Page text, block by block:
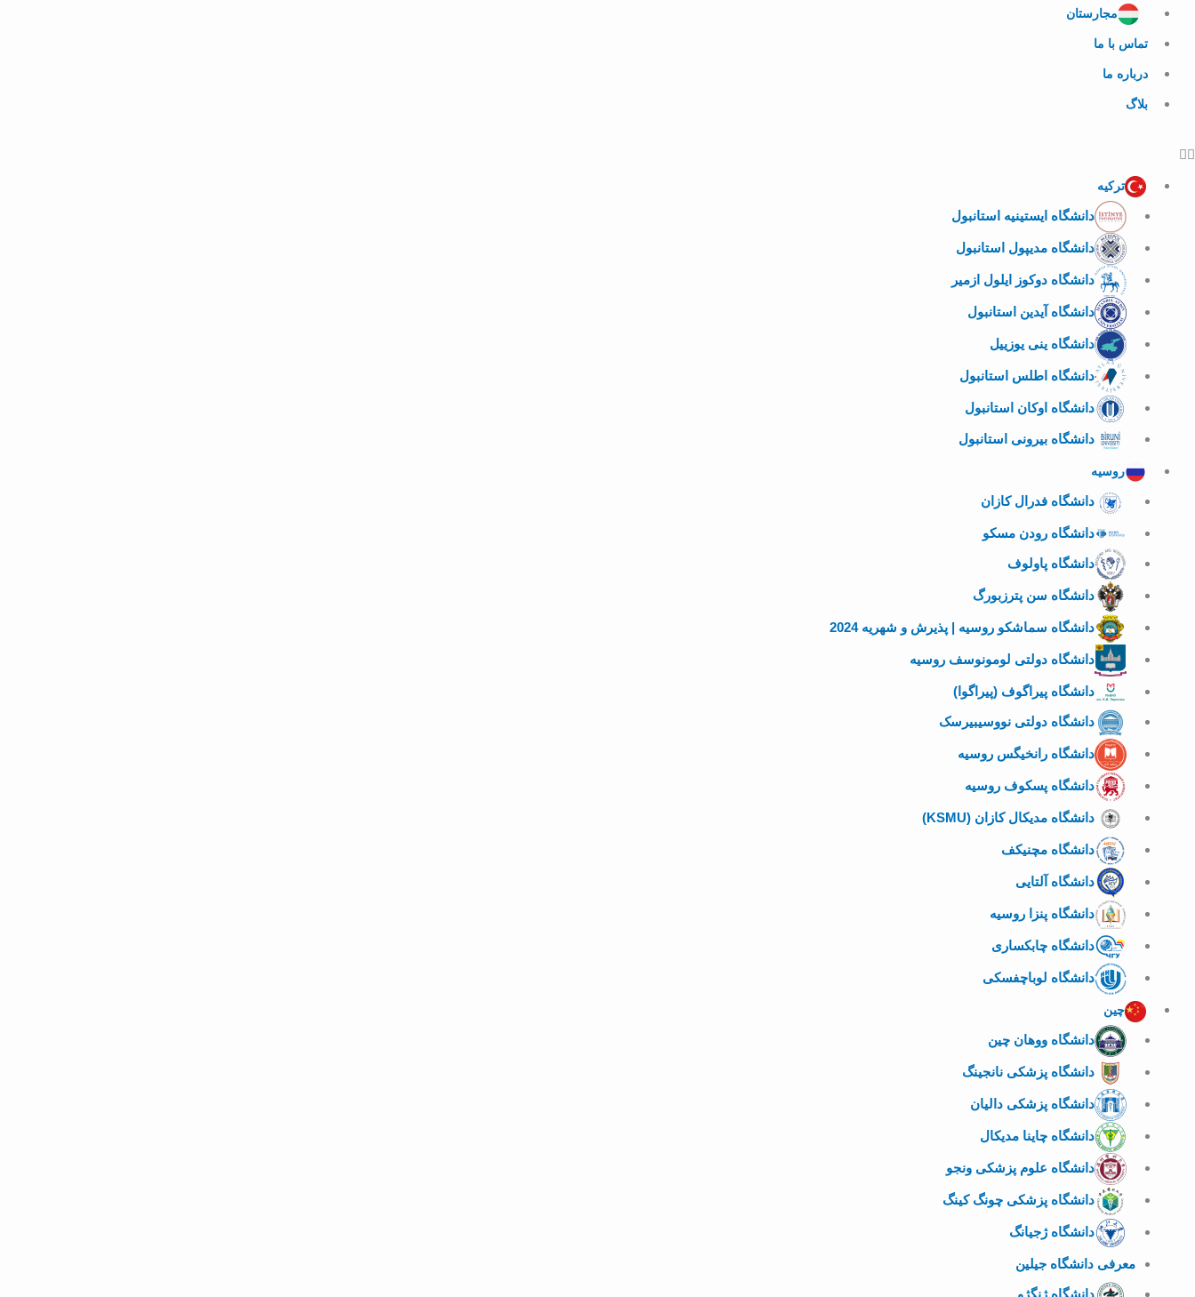
مجارستان
تماس با ما
درباره ما
بلاگ
ترکیه
دانشگاه ایستینیه استانبول
دانشگاه مدیپول استانبول
دانشگاه دوکوز ایلول ازمیر
دانشگاه آیدین استانبول
دانشگاه ینی یوزییل
دانشگاه اطلس استانبول
دانشگاه اوکان استانبول
دانشگاه بیرونی استانبول
روسیه
دانشگاه فدرال کازان
دانشگاه رودن مسکو
دانشگاه پاولوف
دانشگاه سن پترزبورگ
دانشگاه سماشکو روسیه | پذیرش و شهریه 2024
دانشگاه دولتی لومونوسف روسیه
دانشگاه پیراگوف (پیراگوا)
دانشگاه دولتی نووسیبیرسک
دانشگاه رانخیگس روسیه
دانشگاه پسکوف روسیه
دانشگاه مدیکال کازان (KSMU)
دانشگاه مچنیکف
دانشگاه آلتایی
دانشگاه پنزا روسیه
دانشگاه چابکساری
دانشگاه لوباچفسکی
چین
دانشگاه ووهان چین
دانشگاه پزشکی نانجینگ
دانشگاه پزشکی دالیان
دانشگاه چاینا مدیکال
دانشگاه علوم پزشکی ونجو
دانشگاه پزشکی چونگ کینگ
دانشگاه ژجیانگ
معرفی دانشگاه جیلین